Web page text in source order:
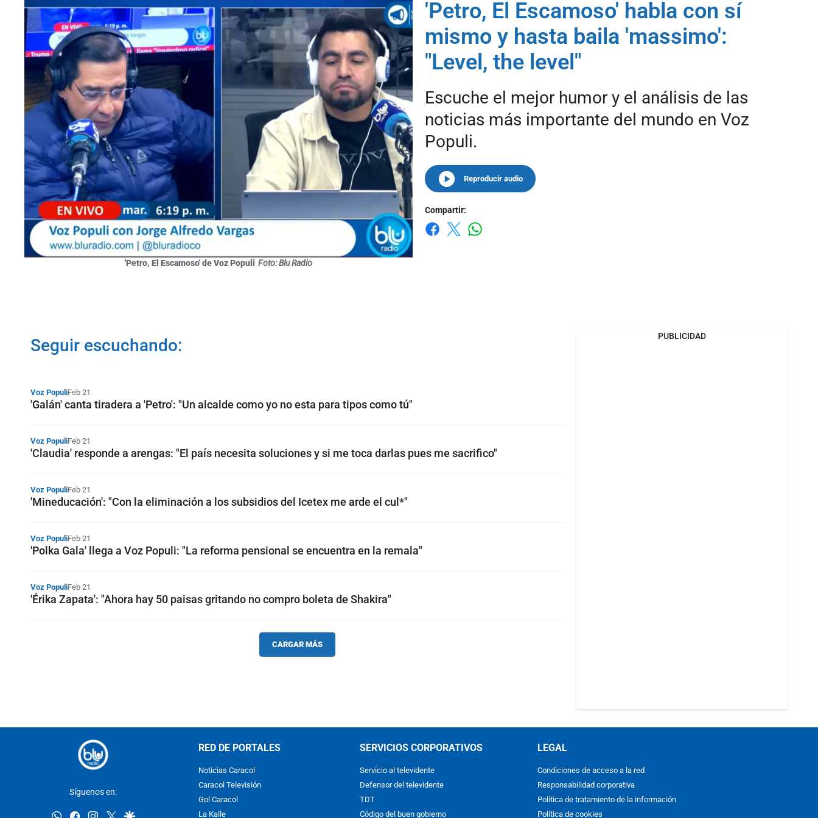
'Petro, El Escamoso' de Voz Populi Foto: Blu Radio
'Petro, El Escamoso' habla con sí
mismo y hasta baila 'massimo':
"Level, the level"
Escuche el mejor humor y el análisis de las
noticias más importante del mundo en Voz
Populi.
Reproducir audio
Compartir:
Seguir escuchando:
Voz PopuliFeb 21
'Galán' canta tiradera a 'Petro': "Un alcalde como yo no esta para tipos como tú"
Voz PopuliFeb 21
'Claudia' responde a arengas: "El país necesita soluciones y si me toca darlas pues me sacrifico"
Voz PopuliFeb 21
'Mineducación': "Con la eliminación a los subsidios del Icetex me arde el cul*"
Voz PopuliFeb 21
'Polka Gala' llega a Voz Populi: "La reforma pensional se encuentra en la remala"
Voz PopuliFeb 21
'Érika Zapata': "Ahora hay 50 paisas gritando no compro boleta de Shakira"
CARGAR MÁS
PUBLICIDAD
Síguenos en:
whatsappfacebookinstagram
twittergoogle
RED DE PORTALES
Noticias Caracol
Caracol Televisión
Gol Caracol
La Kalle
SERVICIOS CORPORATIVOS
Servicio al televidente
Defensor del televidente
TDT
Código del buen gobierno
LEGAL
Condiciones de acceso a la red
Responsabilidad corporativa
Política de tratamiento de la información
Política de cookies